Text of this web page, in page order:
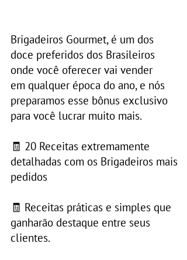
Brigadeiros Gourmet, é um dos
doce preferidos dos Brasileiros
onde você oferecer vai vender
em qualquer época do ano, e nós
preparamos esse bônus exclusivo
para você lucrar muito mais.
🧾 20 Receitas extremamente
detalhadas com os Brigadeiros mais
pedidos
🧾 Receitas práticas e simples que
ganharão destaque entre seus
clientes.